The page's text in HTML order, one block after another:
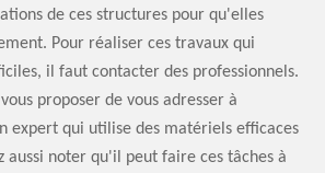
de ces structures pour qu'elles
Pour réaliser ces travaux qui
il faut contacter des professionnels.
proposer de vous adresser à
expert qui utilise des matériels efficaces
aussi noter qu'il peut faire ces tâches à